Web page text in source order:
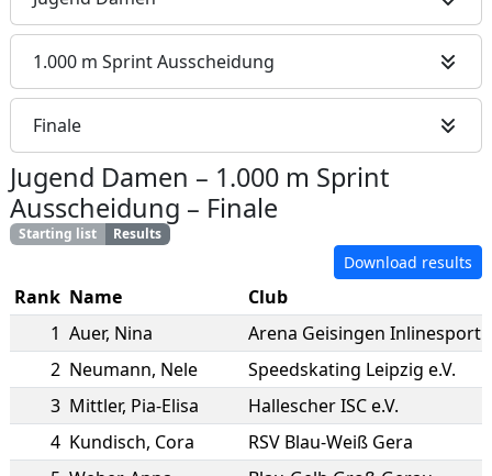
1.000 m Sprint Ausscheidung
Finale
Jugend Damen – 1.000 m Sprint
Ausscheidung – Finale
Starting list Results
Download results
Rank Name
Club
1 Auer, Nina
Arena Geisingen Inlinesport
2 Neumann, Nele
Speedskating Leipzig e.V.
3 Mittler, Pia-Elisa
Hallescher ISC e.V.
4 Kundisch, Cora
RSV Blau-Weiß Gera